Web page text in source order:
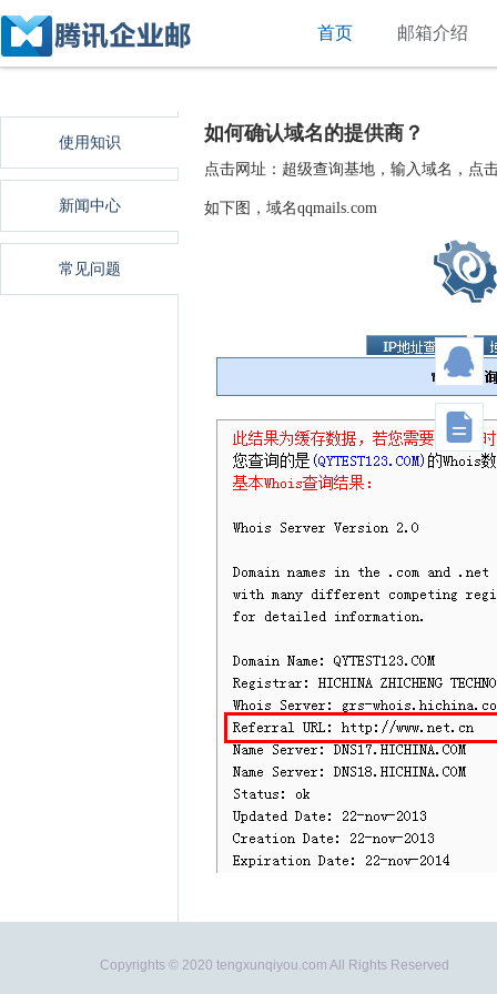
首页 邮箱介绍
使用知识
新闻中心
常见问题
如何确认域名的提供商？
点击网址：超级查询基地，输入域名，点
如下图，域名qqmails.com
Copyrights © 2020 tengxunqiyou.com All Rights Reserved